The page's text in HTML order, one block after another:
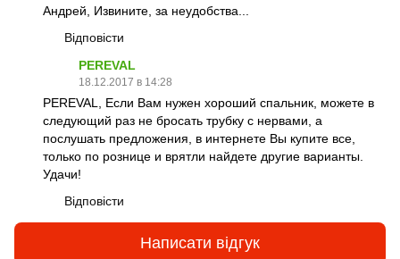
Андрей, Извините, за неудобства...
Відповісти
PEREVAL
18.12.2017 в 14:28
PEREVAL, Если Вам нужен хороший спальник, можете в
следующий раз не бросать трубку с нервами, а
послушать предложения, в интернете Вы купите все,
только по рознице и врятли найдете другие варианты.
Удачи!
Відповісти
Написати відгук